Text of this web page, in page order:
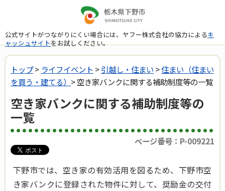
公式サイトがつながりにくい場合には、ヤフー株式会社の協力によるキ
ャッシュサイトをお試しください。
トップ> ライフイベント >引越し・住まい >住まい（住まい
を買う・建てる） > 空き家バンクに関する補助制度等の一覧
空き家バンクに関する補助制度等の
一覧
ページ番号：P-009221
下野市では、空き家の有効活用を図るため、下野市空
き家バンクに登録された物件に対して、奨励金の交付